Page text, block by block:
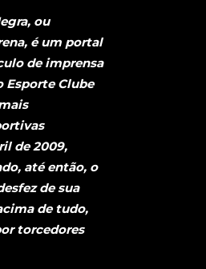
ou
é um portal
de imprensa
Esporte Clube
de 2009,
até então, o
de sua
de tudo,
torcedores